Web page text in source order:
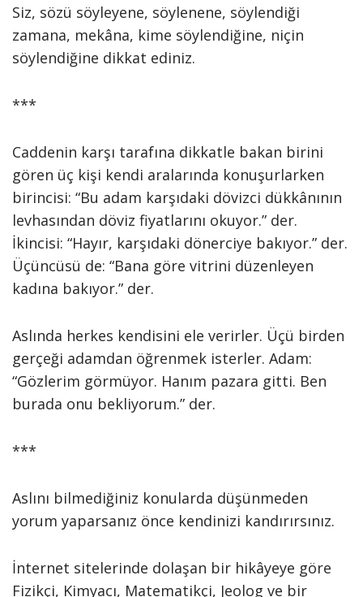
Siz, sözü söyleyene, söylenene, söylendiği
zamana, mekâna, kime söylendiğine, niçin
söylendiğine dikkat ediniz.
***
Caddenin karşı tarafına dikkatle bakan birini
gören üç kişi kendi aralarında konuşurlarken
birincisi: “Bu adam karşıdaki dövizci dükkânının
levhasından döviz fiyatlarını okuyor.” der.
İkincisi: “Hayır, karşıdaki dönerciye bakıyor.” der.
Üçüncüsü de: “Bana göre vitrini düzenleyen
kadına bakıyor.” der.
Aslında herkes kendisini ele verirler. Üçü birden
gerçeği adamdan öğrenmek isterler. Adam:
“Gözlerim görmüyor. Hanım pazara gitti. Ben
burada onu bekliyorum.” der.
***
Aslını bilmediğiniz konularda düşünmeden
yorum yaparsanız önce kendinizi kandırırsınız.
İnternet sitelerinde dolaşan bir hikâyeye göre
Fizikçi, Kimyacı, Matematikçi, Jeolog ve bir